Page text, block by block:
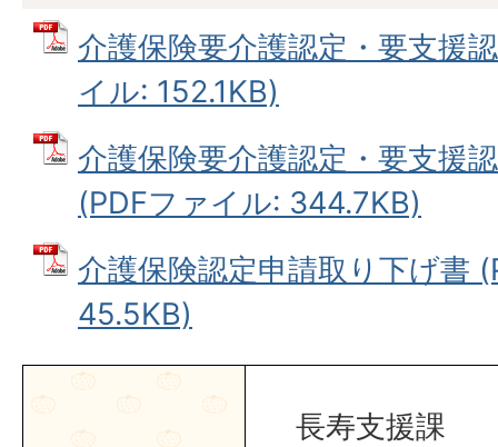
介護保険要介護認定・要支援
イル: 152.1KB)
介護保険要介護認定・要支援
(PDFファイル: 344.7KB)
介護保険認定申請取り下げ書
45.5KB)
長寿支援課